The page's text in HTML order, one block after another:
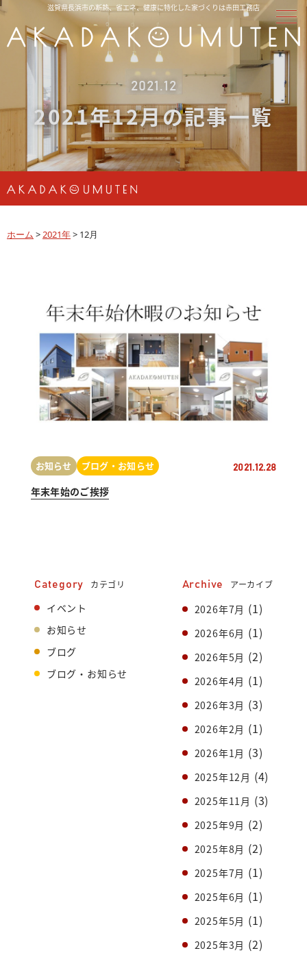
滋賀県長浜市の断熱、省エネ、健康に特化した家づくりは赤田工務店
2021.12
2021年12月の記事一覧
ホーム >2021年> 12月
Category カテゴリ
イベント
お知らせ
ブログ
ブログ・お知らせ
Archive アーカイブ
2026年7月 (1)
2026年6月 (1)
2026年5月 (2)
2026年4月 (1)
2026年3月 (3)
2026年2月 (1)
2026年1月 (3)
2025年12月 (4)
2025年11月 (3)
2025年9月 (2)
2025年8月 (2)
2025年7月 (1)
2025年6月 (1)
2025年5月 (1)
2025年3月 (2)
お知らせ ブログ・お知らせ 2021.12.28
年末年始のご挨拶